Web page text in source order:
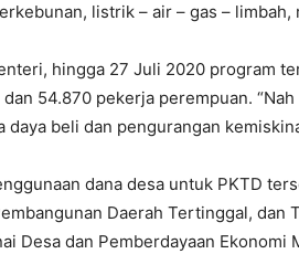
News Week
Magazine PRO
listrik – air – gas –
hingga 27 Juli 2020 program
54.870 pekerja perempuan.
daya beli dan pengurangan
dana desa untuk PKTD
Daerah Tertinggal, dan
Desa dan Pemberdayaan Ekonomi